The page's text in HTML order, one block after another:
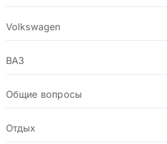
Volkswagen
ВАЗ
Общие вопросы
Отдых